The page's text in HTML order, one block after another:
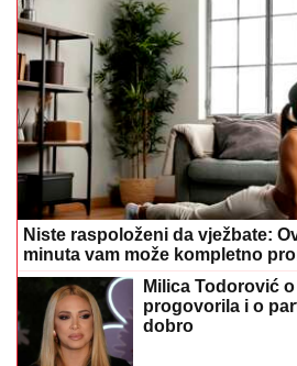
Niste raspoloženi da vježbate:
minuta vam može kompletno
Milica Todorović
progovorila i o
dobro